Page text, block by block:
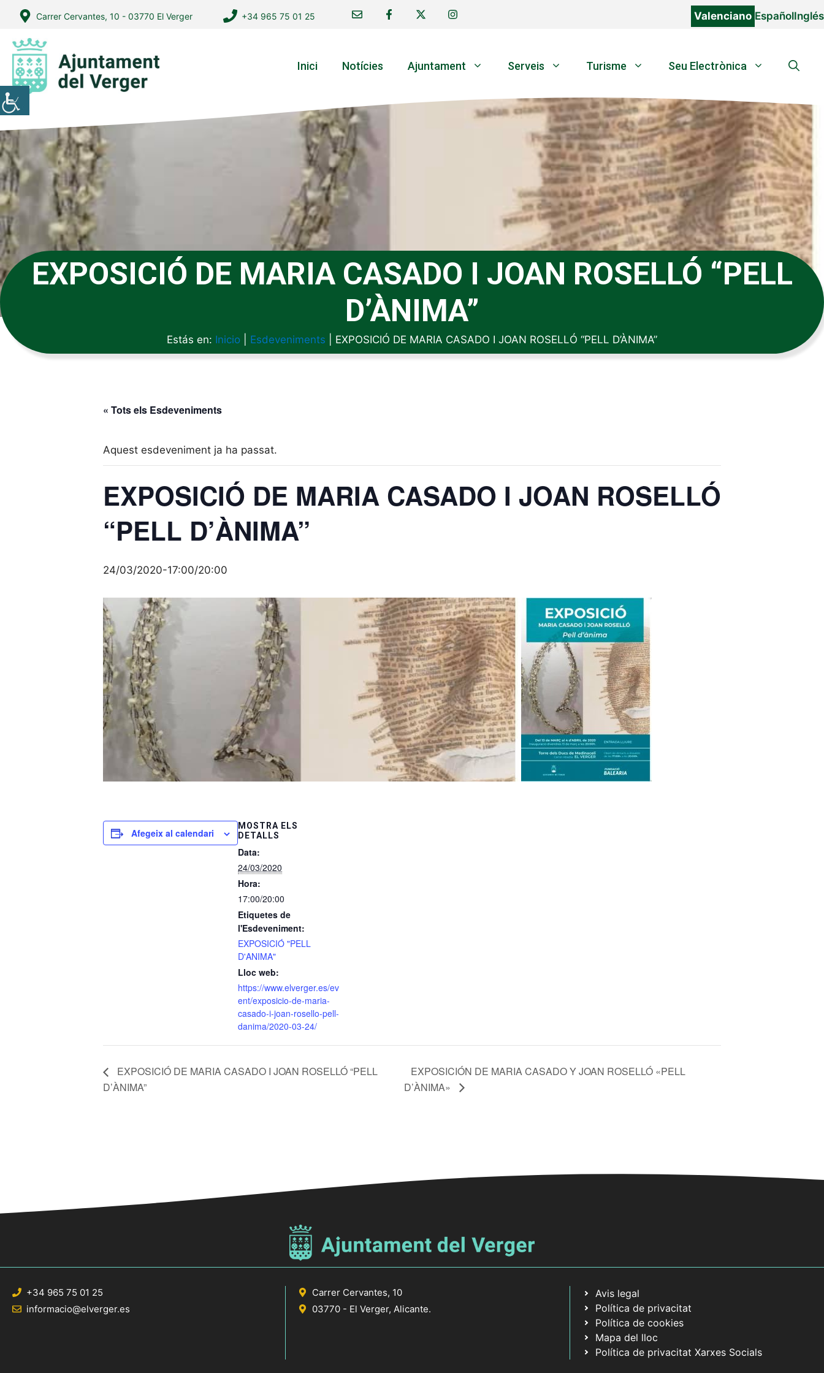
contingut
Carrer Cervantes, 10 - 03770 El Verger +34 965 75 01 25 Valenciano EspañolInglés
Inici Notícies Ajuntament Serveis Turisme Seu Electrònica
EXPOSICIÓ DE MARIA CASADO I JOAN ROSELLÓ “PELL
D’ÀNIMA”
Estás en: Inicio Esdeveniments EXPOSICIÓ DE MARIA CASADO I JOAN ROSELLÓ “PELL D’ÀNIMA”
« Tots els Esdeveniments
Aquest esdeveniment ja ha passat.
EXPOSICIÓ DE MARIA CASADO I JOAN ROSELLÓ
“PELL D’ÀNIMA”
24/03/2020-17:00/20:00
Afegeix al calendari
MOSTRA ELS
DETALLS
Data:
24/03/2020
Hora:
17:00/20:00
Etiquetes de
l'Esdeveniment:
EXPOSICIÓ "PELL
D'ANIMA"
Lloc web:
https://www.elverger.es/ev
ent/exposicio-de-maria-
casado-i-joan-rosello-pell-
danima/2020-03-24/
EXPOSICIÓ DE MARIA CASADO I JOAN ROSELLÓ “PELL
D’ÀNIMA”
EXPOSICIÓN DE MARIA CASADO Y JOAN ROSELLÓ «PELL
D’ÀNIMA»
+34 965 75 01 25
informacio@elverger.es
Carrer Cervantes, 10
03770 - El Verger, Alicante.
Avis legal
Política de privacitat
Política de cookies
Mapa del lloc
Política de privacitat Xarxes Socials